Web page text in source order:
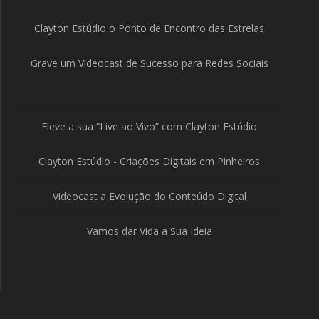
Clayton Estúdio o Ponto de Encontro das Estrelas
Grave um Videocast de Sucesso para Redes Sociais
Eleve a sua “Live ao Vivo” com Clayton Estúdio
Clayton Estúdio - Criações Digitais em Pinheiros
Videocast a Evolução do Conteúdo Digital
Vamos dar Vida a Sua Ideia